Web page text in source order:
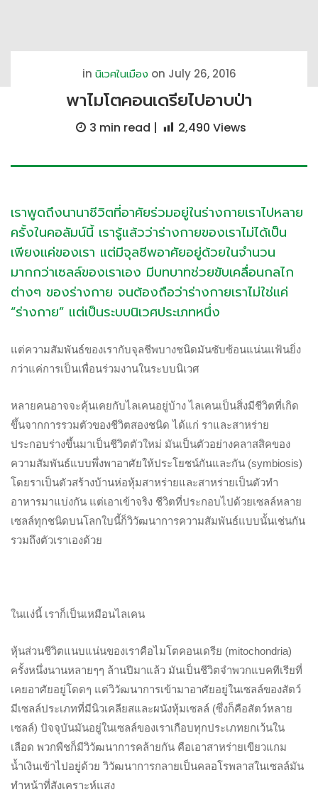
in นิเวศในเมือง on July 26, 2016
พาไมโตคอนเดรียไปอาบป่า
3 min read | 2,490 Views
เราพูดถึงนานาชีวิตที่อาศัยร่วมอยู่ในร่างกายเราไปหลาย
ครั้งในคอลัมน์นี้ เรารู้แล้วว่าร่างกายของเราไม่ได้เป็น
เพียงแค่ของเรา แต่มีจุลชีพอาศัยอยู่ด้วยในจำนวน
มากกว่าเซลล์ของเราเอง มีบทบาทช่วยขับเคลื่อนกลไก
ต่างๆ ของร่างกาย จนต้องถือว่าร่างกายเราไม่ใช่แค่
“ร่างกาย” แต่เป็นระบบนิเวศประเภทหนึ่ง
แต่ความสัมพันธ์ของเรากับจุลชีพบางชนิดมันซับซ้อนแน่นแฟ้นยิ่ง
กว่าแค่การเป็นเพื่อนร่วมงานในระบบนิเวศ
หลายคนอาจจะคุ้นเคยกับไลเคนอยู่บ้าง ไลเคนเป็นสิ่งมีชีวิตที่เกิด
ขึ้นจากการรวมตัวของชีวิตสองชนิด ได้แก่ ราและสาหร่าย
ประกอบร่างขึ้นมาเป็นชีวิตตัวใหม่ มันเป็นตัวอย่างคลาสสิคของ
ความสัมพันธ์แบบพึ่งพาอาศัยให้ประโยชน์กันและกัน (symbiosis)
โดยราเป็นตัวสร้างบ้านห่อหุ้มสาหร่ายและสาหร่ายเป็นตัวทำ
อาหารมาแบ่งกัน แต่เอาเข้าจริง ชีวิตที่ประกอบไปด้วยเซลล์หลาย
เซลล์ทุกชนิดบนโลกใบนี้ก็วิวัฒนาการความสัมพันธ์แบบนั้นเช่นกัน
รวมถึงตัวเราเองด้วย
ในแง่นี้ เราก็เป็นเหมือนไลเคน
หุ้นส่วนชีวิตแนบแน่นของเราคือไมโตคอนเดรีย (mitochondria)
ครั้งหนึ่งนานหลายๆๆ ล้านปีมาแล้ว มันเป็นชีวิตจำพวกแบคทีเรียที่
เคยอาศัยอยู่โดดๆ แต่วิวัฒนาการเข้ามาอาศัยอยู่ในเซลล์ของสัตว์
มีเซลล์ประเภทที่มีนิวเคลียสและผนังหุ้มเซลล์ (ซึ่งก็คือสัตว์หลาย
เซลล์) ปัจจุบันมันอยู่ในเซลล์ของเราเกือบทุกประเภทยกเว้นใน
เลือด พวกพืชก็มีวิวัฒนาการคล้ายกัน คือเอาสาหร่ายเขียวแกม
น้ำเงินเข้าไปอยู่ด้วย วิวัฒนาการกลายเป็นคลอโรพลาสในเซลล์มัน
ทำหน้าที่สังเคราะห์แสง